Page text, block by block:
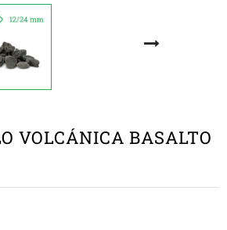
VOLCÁNICA BASALTO